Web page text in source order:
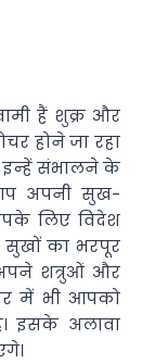
हैं शुक्र और
होने जा रहा
संभालने के
अपनी सुख-
लिए विदेश
सुखों का भरपूर
शत्रुओं और
में भी आपको
इसके अलावा